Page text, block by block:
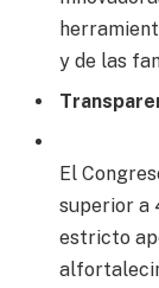
y de las
El
superior a
estricto